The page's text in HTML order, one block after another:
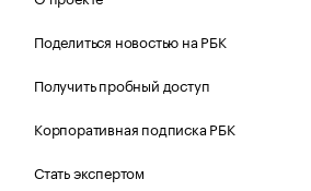
Поделиться новостью на РБК
Получить пробный доступ
Корпоративная подписка РБК
Стать экспертом